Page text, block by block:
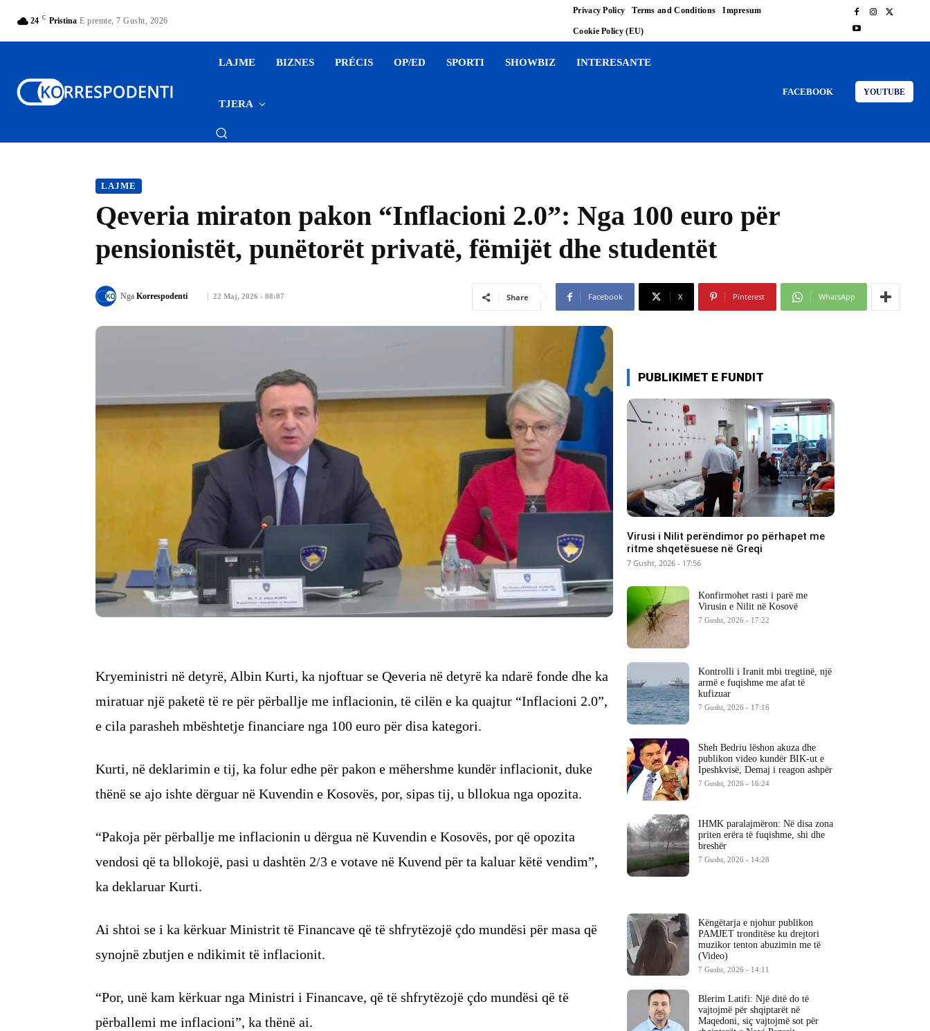
24 C Pristina E premte, 7 Gusht, 2026
Privacy Policy Terms and Conditions Impresum
Cookie Policy (EU)
LAJME BIZNES PRÉCIS OP/ED SPORTI SHOWBIZ INTERESANTE
TJERA
FACEBOOK YOUTUBE
LAJME
Qeveria miraton pakon “Inflacioni 2.0”: Nga 100 euro për
pensionistët, punëtorët privatë, fëmijët dhe studentët
22 Maj, 2026 - 08:07
Nga Korrespodenti Share Facebook X Pinterest WhatsApp
Kryeministri në detyrë, Albin Kurti, ka njoftuar se Qeveria në detyrë ka ndarë fonde dhe ka
miratuar një paketë të re për përballje me inflacionin, të cilën e ka quajtur “Inflacioni 2.0”,
e cila parasheh mbështetje financiare nga 100 euro për disa kategori.
Kurti, në deklarimin e tij, ka folur edhe për pakon e mëhershme kundër inflacionit, duke
thënë se ajo ishte dërguar në Kuvendin e Kosovës, por, sipas tij, u bllokua nga opozita.
“Pakoja për përballje me inflacionin u dërgua në Kuvendin e Kosovës, por që opozita
vendosi që ta bllokojë, pasi u dashtën 2/3 e votave në Kuvend për ta kaluar këtë vendim”,
ka deklaruar Kurti.
Ai shtoi se i ka kërkuar Ministrit të Financave që të shfrytëzojë çdo mundësi për masa që
synojnë zbutjen e ndikimit të inflacionit.
“Por, unë kam kërkuar nga Ministri i Financave, që të shfrytëzojë çdo mundësi që të
përballemi me inflacioni”, ka thënë ai.
PUBLIKIMET E FUNDIT
Virusi i Nilit perëndimor po përhapet me
ritme shqetësuese në Greqi
7 Gusht, 2026 - 17:56
Konfirmohet rasti i parë me
Virusin e Nilit në Kosovë
7 Gusht, 2026 - 17:22
Kontrolli i Iranit mbi tregtinë, një
armë e fuqishme me afat të
kufizuar
7 Gusht, 2026 - 17:16
Sheh Bedriu lëshon akuza dhe
publikon video kundër BIK-ut e
Ipeshkvisë, Demaj i reagon ashpër
7 Gusht, 2026 - 16:24
IHMK paralajmëron: Në disa zona
priten erëra të fuqishme, shi dhe
breshër
7 Gusht, 2026 - 14:28
Këngëtarja e njohur publikon
PAMJET tronditëse ku drejtori
muzikor tenton abuzimin me të
(Video)
7 Gusht, 2026 - 14:11
Blerim Latifi: Një ditë do të
vajtojmë për shqiptarët në
Maqedoni, siç vajtojmë sot për